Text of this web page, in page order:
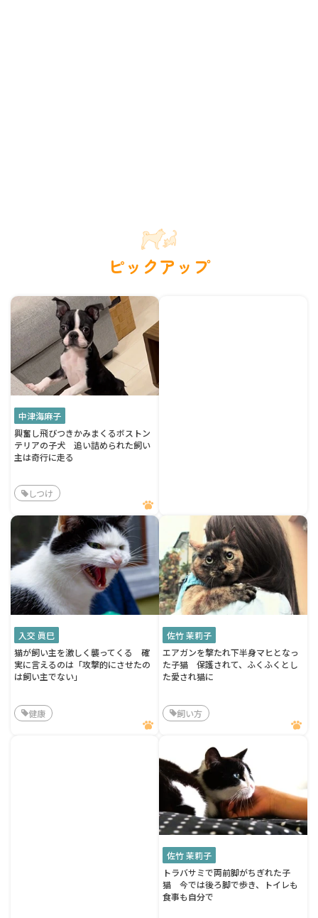
ピックアップ
中津海麻子
興奮し飛びつきかみまくるボストン
テリアの子犬 追い詰められた飼い
主は奇行に走る
しつけ
入交 眞巳
猫が飼い主を激しく襲ってくる 確
実に言えるのは「攻撃的にさせたの
は飼い主でない」
健康
佐竹 茉莉子
エアガンを撃たれ下半身マヒとなっ
た子猫 保護されて、ふくふくとし
た愛され猫に
飼い方
佐竹 茉莉子
トラバサミで両前脚がちぎれた子
猫 今では後ろ脚で歩き、トイレも
食事も自分で